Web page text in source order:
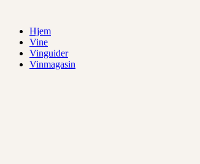
indholdHjem
Vine
Vinguider
Vinmagasin